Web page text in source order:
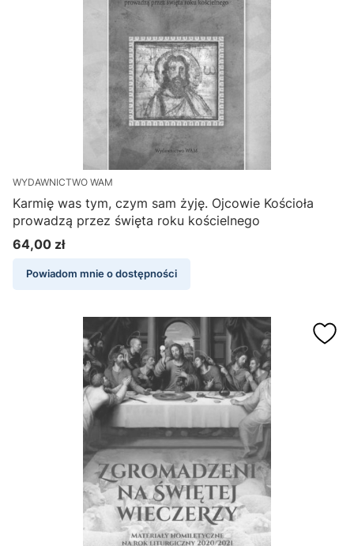
WYDAWNICTWO WAM
Karmię was tym, czym sam żyję. Ojcowie Kościoła
prowadzą przez święta roku kościelnego
Cena
64,00 zł
Powiadom mnie o dostępności